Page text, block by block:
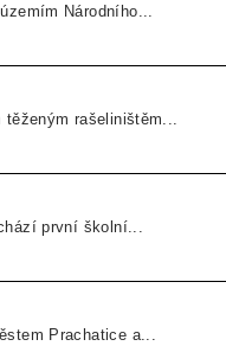
Národního...
rašeliništěm...
první školní...
Prachatice a...